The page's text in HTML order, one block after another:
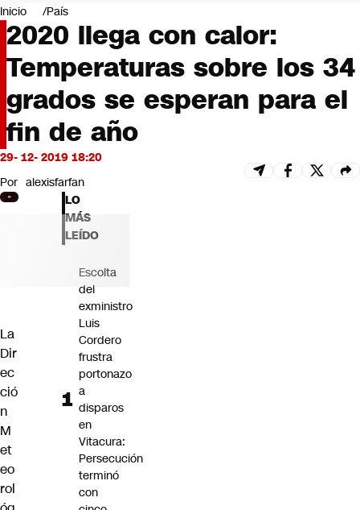
Negocios
Deportes
Programas completos
Cultura
Servicios
Bits
CNN Data
CNN tiempo
Futuro 360
Inicio País
2020 llega con calor:
Temperaturas sobre los 34
grados se esperan para el
fin de año
29- 12- 2019 18:20
Por alexisfarfan
La
Dir
ec
ció
n
M
et
eo
rol
LO
MÁS
LEÍDO
Escolta
del
exministro
Luis
Cordero
frustra
portonazo
a
disparos
en
Vitacura:
Persecución
terminó
con